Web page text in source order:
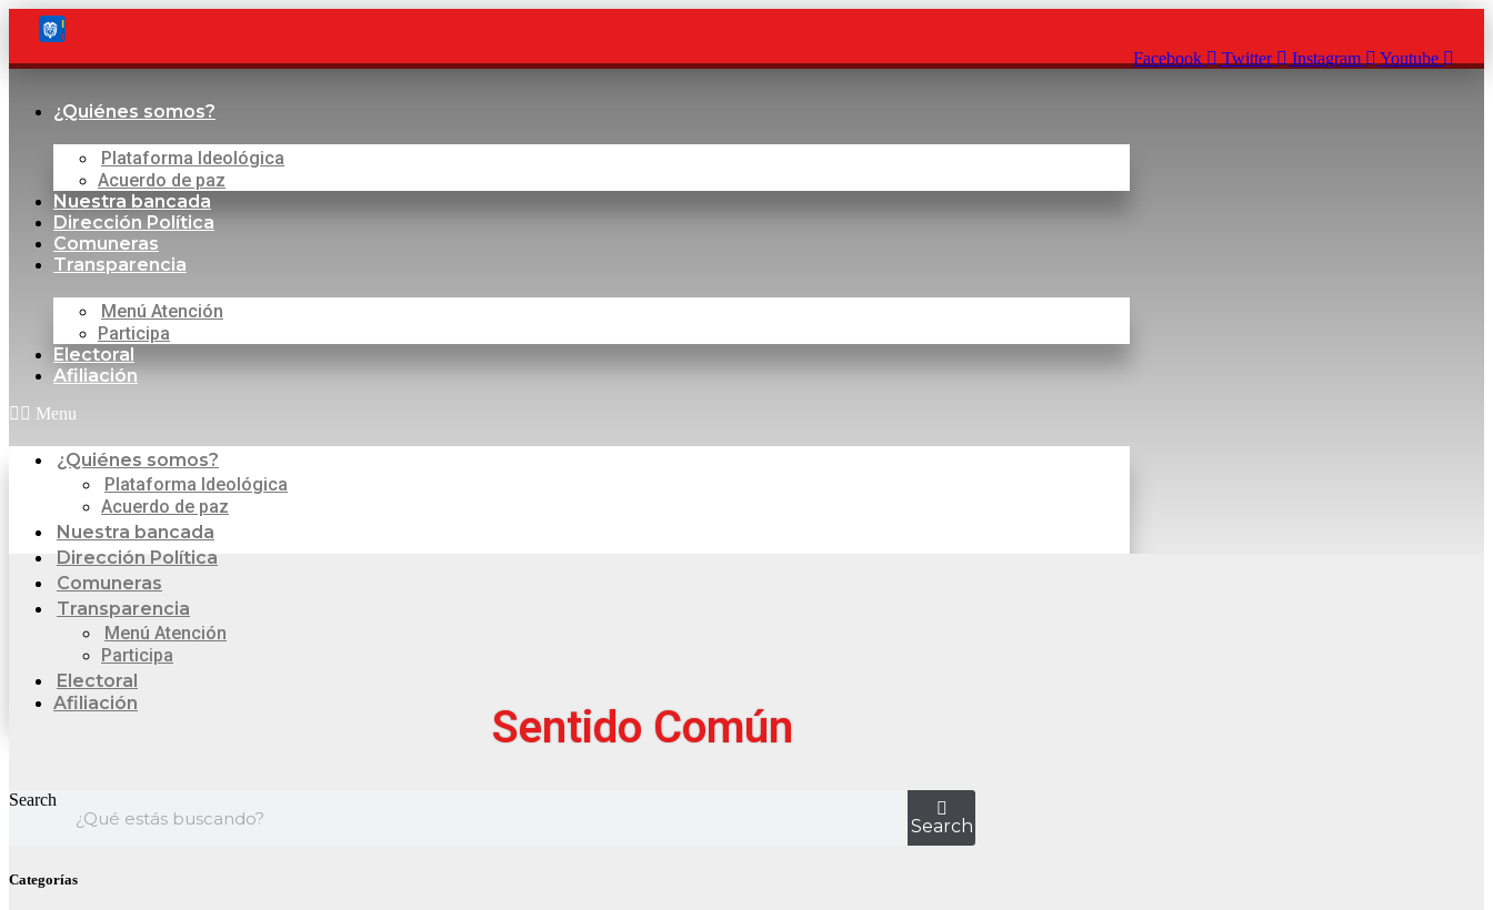
Saltar
Facebook Twitter Instagram Youtube
¿Quiénes somos?
Plataforma Ideológica
Acuerdo de paz
Nuestra bancada
Dirección Política
Comuneras
Transparencia
Menú Atención
Participa
Electoral
Afiliación
Menu
¿Quiénes somos?
Plataforma Ideológica
Acuerdo de paz
Nuestra bancada
Dirección Política
Comuneras
Transparencia
Menú Atención
Participa
Electoral
Afiliación
Sentido Común
Search
Search
Categorías